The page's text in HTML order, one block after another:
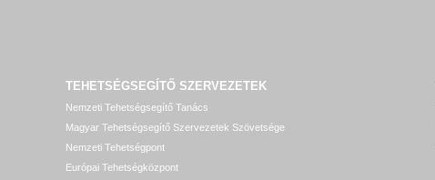
TEHETSÉGSEGÍTŐ SZERVEZETEK
Nemzeti Tehetségsegítő Tanács
Magyar Tehetségsegítő Szervezetek Szövetsége
Nemzeti Tehetségpont
Európai Tehetségközpont